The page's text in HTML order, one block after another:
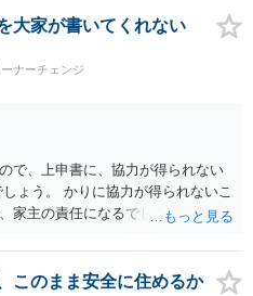
大家が書いてくれない
ナーチェンジ
で、上申書に、協力が得られない
ょう。 かりに協力が得られないこ
家主の責任になるでしょう。
このまま安全に住めるか